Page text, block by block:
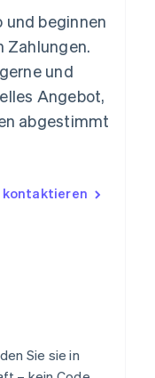
und beginnen
Zahlungen.
und
Angebot,
abgestimmt
kontaktieren
Sie sie in